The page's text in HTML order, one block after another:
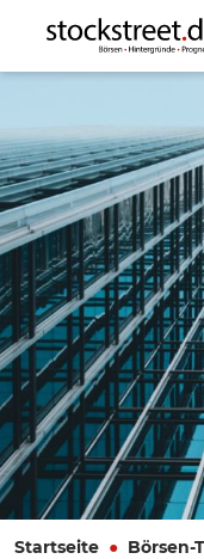
Startseite Börsen-